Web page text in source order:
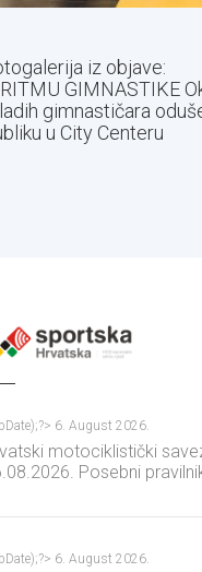
iz objave:
GIMNASTIKE
gimnastičara
u City Centeru
6. August 2026.
motociklistički
Posebni
6. August 2026.